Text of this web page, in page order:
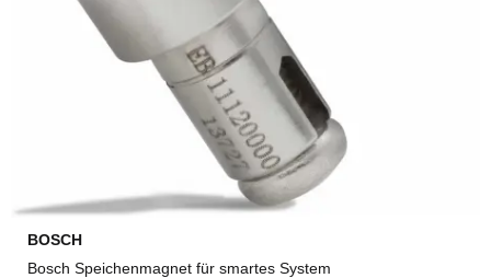
BOSCH
Bosch Speichenmagnet für smartes System